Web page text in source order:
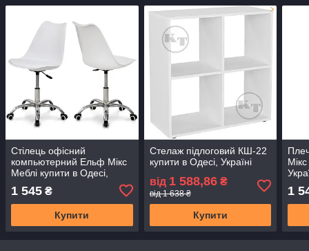
Стілець офісний
компьютерний Ельф Мікс
Меблі купити в Одесі,
1 545 ₴
Купити
Стелаж підлоговий КШ-22
купити в Одесі, Україні
від 1 588,86₴
від 1 638 ₴
Купити
1